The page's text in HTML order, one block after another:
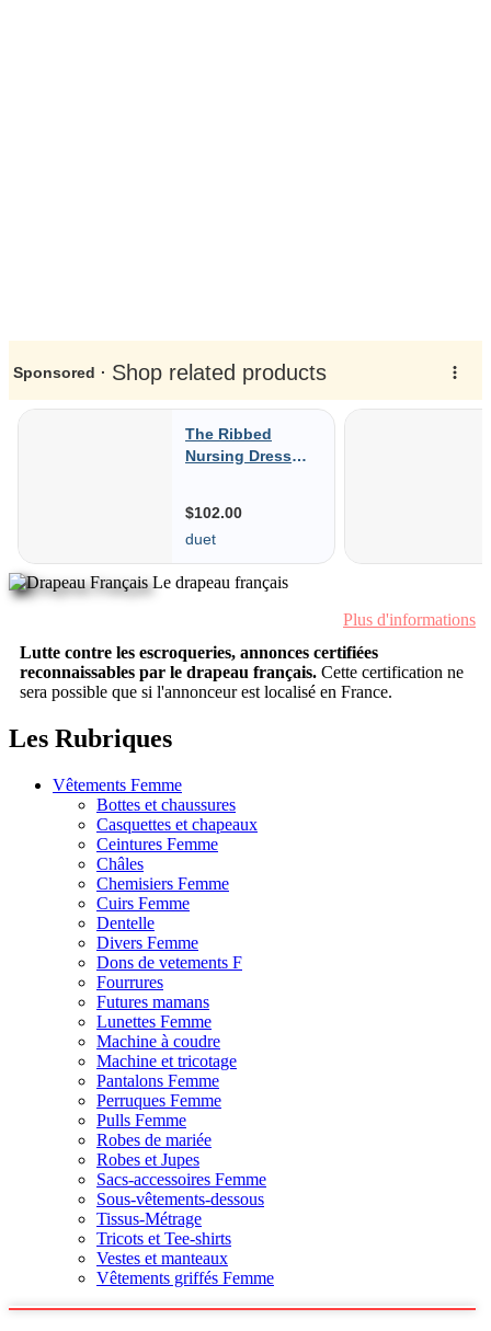
Le drapeau français
Plus d'informations
Lutte contre les escroqueries, annonces certifiées
reconnaissables par le drapeau français. Cette certification ne
sera possible que si l'annonceur est localisé en France.
Les Rubriques
Vêtements Femme
Bottes et chaussures
Casquettes et chapeaux
Ceintures Femme
Châles
Chemisiers Femme
Cuirs Femme
Dentelle
Divers Femme
Dons de vetements F
Fourrures
Futures mamans
Lunettes Femme
Machine à coudre
Machine et tricotage
Pantalons Femme
Perruques Femme
Pulls Femme
Robes de mariée
Robes et Jupes
Sacs-accessoires Femme
Sous-vêtements-dessous
Tissus-Métrage
Tricots et Tee-shirts
Vestes et manteaux
Vêtements griffés Femme